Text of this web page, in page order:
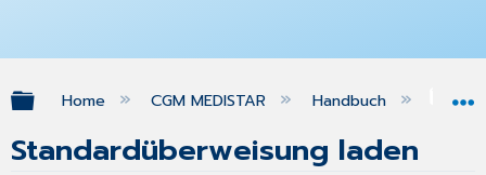
Expand/collapse global hierarchy
Home CGM MEDISTAR Handbuch
Standardüberweisung laden